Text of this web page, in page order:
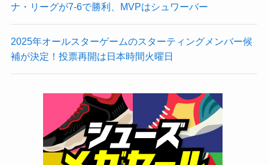
ナ・リーグが7-6で勝利、MVPはシュワーバー
2025年オールスターゲームのスターティングメンバー候
補が決定！投票再開は日本時間火曜日